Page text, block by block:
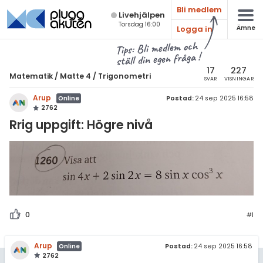
Live­hjälpen
Torsdag 16:00
Bli medlem
Logga in
Ämne
Tips: Bli medlem och
ställ din egen fråga !
Matematik / Matte 4 / Trigonometri 17
SVAR
227
VISNINGAR
Arup
Online
2762
Postad: 24 sep 2025 16:58
Rrig uppgift: Högre nivå
0 #1
Arup
Online
2762
Postad: 24 sep 2025 16:58
Alla ämnen
Alla trådar
7
8
2
3
Matematik
Matte 4
Derivata
& Bygg
språk